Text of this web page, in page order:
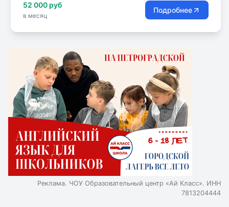
навязываются рамки и стереотипы. В таком
пространстве учитель, ребенок и родитель смогут
52 000 руб
в месяц
Подробнее
Реклама. ЧОУ Образовательный центр «Ай Класс». ИНН
7813204444